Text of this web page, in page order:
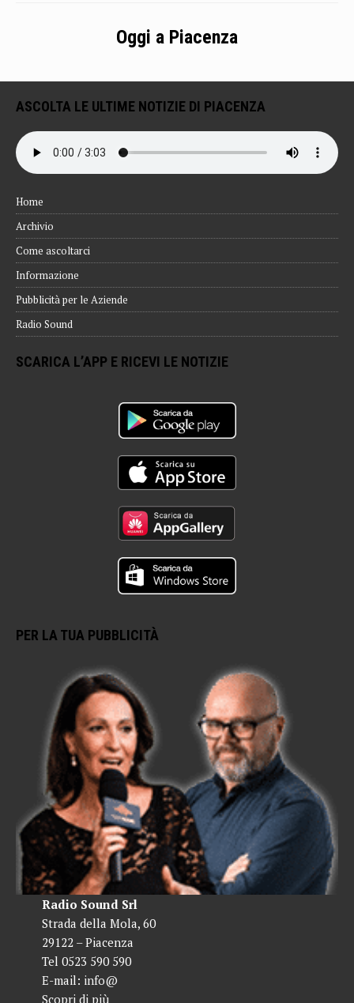
Oggi a Piacenza
ASCOLTA LE ULTIME NOTIZIE DI PIACENZA
Home
Archivio
Come ascoltarci
Informazione
Pubblicità per le Aziende
Radio Sound
SCARICA L’APP E RICEVI LE NOTIZIE
PER LA TUA PUBBLICITÀ
Radio Sound Srl
Strada della Mola, 60
29122 – Piacenza
Tel 0523 590 590
E-mail: info@
Scopri di più